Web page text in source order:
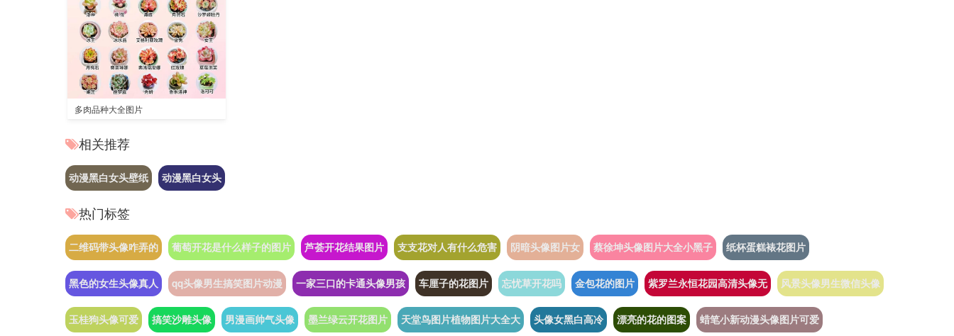
多肉品种大全图片
相关推荐
动漫黑白女头壁纸 动漫黑白女头
热门标签
二维码带头像咋弄的 葡萄开花是什么样子的图片 芦荟开花结果图片 支支花对人有什么危害 阴暗头像图片女 蔡徐坤头像图片大全小黑子 纸杯蛋糕裱花图片
黑色的女生头像真人 qq头像男生搞笑图片动漫 一家三口的卡通头像男孩 车厘子的花图片 忘忧草开花吗 金包花的图片 紫罗兰永恒花园高清头像无 风景头像男生微信头像
玉桂狗头像可爱 搞笑沙雕头像 男漫画帅气头像 墨兰绿云开花图片 天堂鸟图片植物图片大全大 头像女黑白高冷 漂亮的花的图案 蜡笔小新动漫头像图片可爱